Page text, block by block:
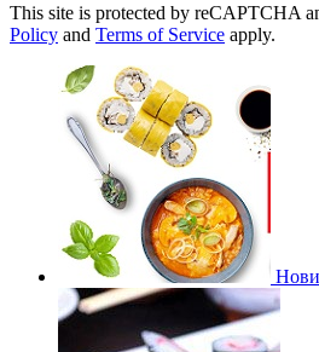
This site is protected by reCAPTCHA
Policy and Terms of Service apply.